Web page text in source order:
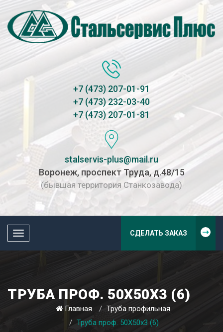
+7 (473) 207-01-91
+7 (473) 232-03-40
+7 (473) 207-01-81
stalservis-plus@mail.ru
Воронеж, проспект Труда, д.48/15
(бывшая территория Станкозавода)
Toggle
СДЕЛАТЬ ЗАКАЗ
ТРУБА ПРОФ. 50Х50Х3 (6)
Главная
Труба профильная
Труба проф. 50Х50х3 (6)